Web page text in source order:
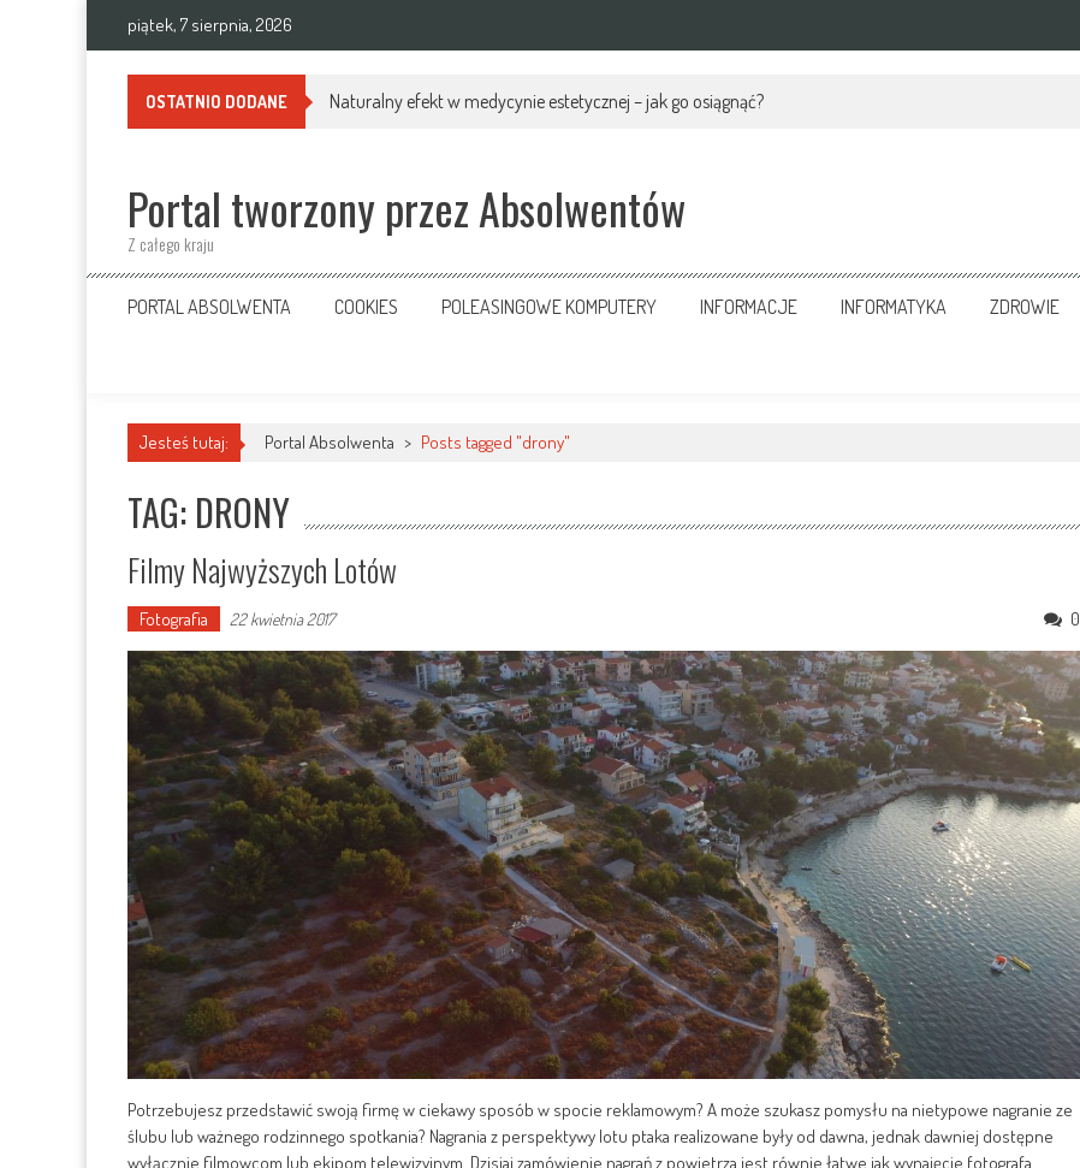
piątek, 7 sierpnia, 2026
OSTATNIO DODANE Naturalny efekt w medycynie estetycznej – jak go osiągnąć?
Portal tworzony przez Absolwentów
Z całego kraju
PORTAL ABSOLWENTA COOKIES POLEASINGOWE KOMPUTERY INFORMACJE INFORMATYKA ZDROWIE
Jesteś tutaj: Portal Absolwenta > Posts tagged "drony"
TAG: DRONY
Filmy Najwyższych Lotów
Fotografia 22 kwietnia 2017 0
Potrzebujesz przedstawić swoją firmę w ciekawy sposób w spocie reklamowym? A może szukasz pomysłu na nietypowe nagranie ze
ślubu lub ważnego rodzinnego spotkania? Nagrania z perspektywy lotu ptaka realizowane były od dawna, jednak dawniej dostępne
wyłącznie filmowcom lub ekipom telewizyjnym. Dzisiaj zamówienie nagrań z powietrza jest równie łatwe jak wynajęcie fotografa